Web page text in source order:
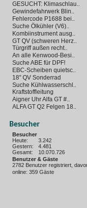
GESUCHT: Klimaschlau..
Gewindefahrwerk Blin..
Fehlercode P1688 bei..
Suche Ölkühler (V6)..
Kombiinstrument ausg..
GT QV (schweren Herz..
Türgriff außen recht..
An alle Kenwood-Besi..
Suche ABE für DPF!
EBC-Scheiben quietsc..
18" QV Sonderrad
Suche Kühlwasserschl..
Kraftstoffleitung
Aigner Uhr Alfa GT #..
ALFA GT Q2 Felgen 18..
Besucher
Besucher
Heute:
3.242
Gestern:
4.481
Gesamt:
10.070.726
Benutzer & Gäste
2782 Benutzer registriert,
online: 359 Gäste